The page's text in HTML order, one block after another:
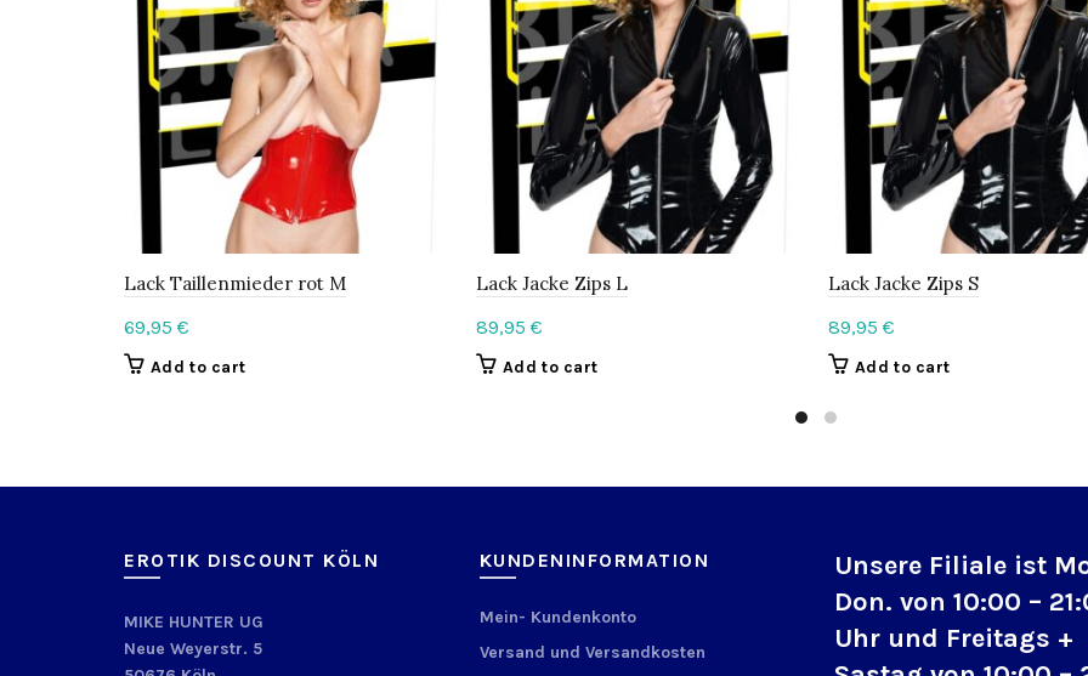
Lack Taillenmieder rot M
69,95 €
Add to cart
Lack Jacke Zips L
89,95 €
Add to cart
Lack Jacke Zips S
89,95 €
Add to cart
EROTIK DISCOUNT KÖLN
MIKE HUNTER UG
Neue Weyerstr. 5
KUNDENINFORMATION
Mein- Kundenkonto
Versand und Versandkosten
Unsere Filiale ist
Don. von 10:00 –
Uhr und Freitags +